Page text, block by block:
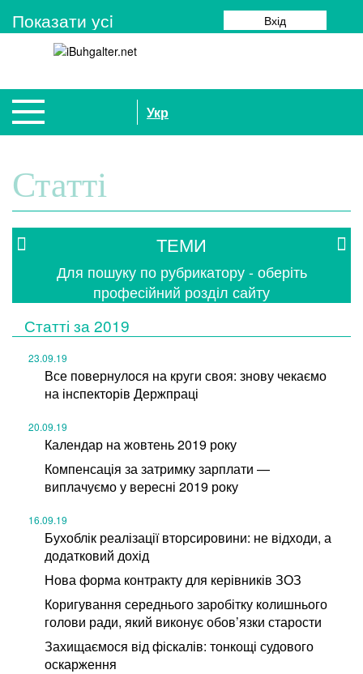
Показати усi Вхід
Укр
Статті
ТЕМИ
Для пошуку по рубрикатору - оберіть
професійний розділ сайту
Статті за 2019
23.09.19
Все повернулося на круги своя: знову чекаємо
на інспекторів Держпраці
20.09.19
Календар на жовтень 2019 року
Компенсація за затримку зарплати —
виплачуємо у вересні 2019 року
16.09.19
Бухоблік реалізації вторсировини: не відходи, а
додатковий дохід
Нова форма контракту для керівників ЗОЗ
Коригування середнього заробітку колишнього
голови ради, який виконує обов’язки старости
Захищаємося від фіскалів: тонкощі судового
оскарження